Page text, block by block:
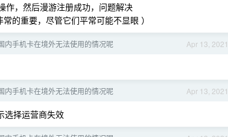
作，然后漫游注册成功，问题解决
的重要，尽管它们平常可能不显眼 ）
Apr 13, 2021
内手机卡在境外无法使用的情况呢
Apr 13, 2021
内手机卡在境外无法使用的情况呢
选择运营商失效